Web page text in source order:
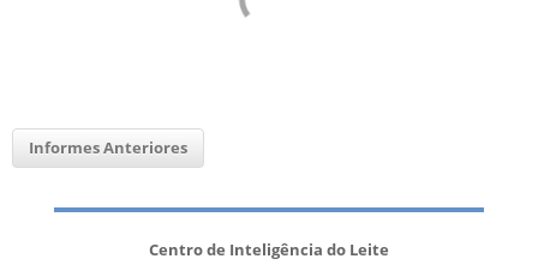
Informes Anteriores
Centro de Inteligência do Leite